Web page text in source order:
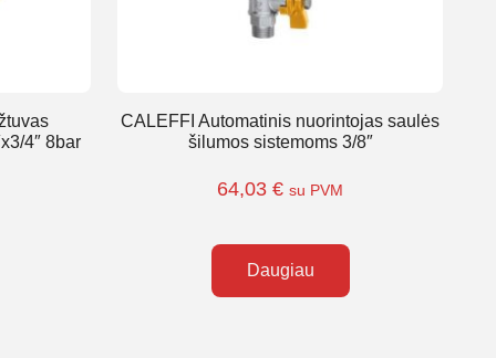
4″ 8bar
CALEFFI Automatinis nuorintojas saulės
šilumos sistemoms 3/8″
64,03 € su PVM
Daugiau